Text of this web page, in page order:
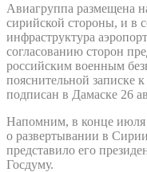
Авиагруппа размещена
сирийской стороны, и в
инфраструктура
согласованию сторон
российским военным
пояснительной записке
подписан в Дамаске 26
Напомним, в конце июля
о развертывании в
представило его
Госдуму.